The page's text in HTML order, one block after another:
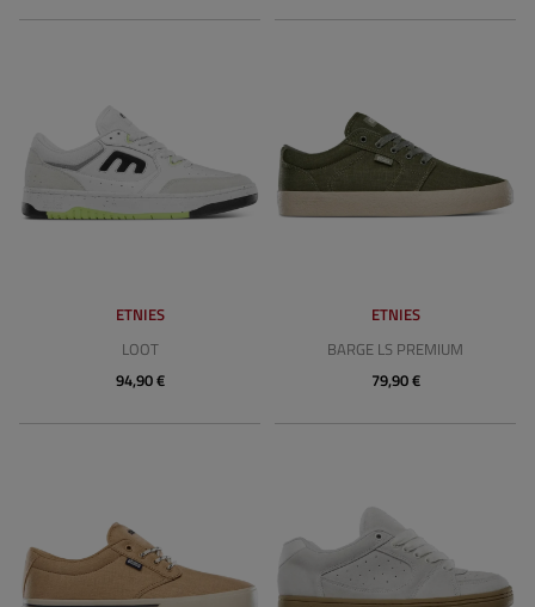
ETNIES
LOOT
94,90 €
ETNIES
BARGE LS PREMIUM
79,90 €